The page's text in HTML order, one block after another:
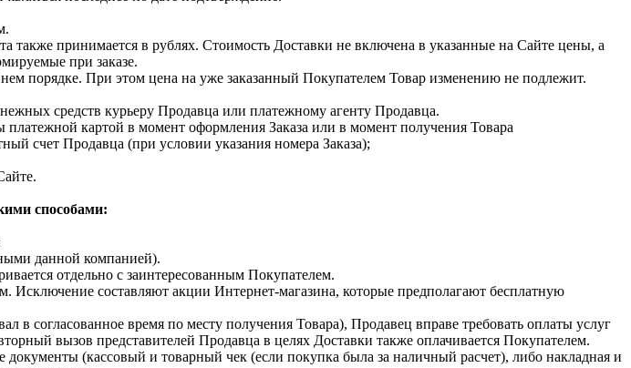
также принимается в рублях. Стоимость Доставки не включена в указанные на Сайте цены, а
при заказе.
порядке. При этом цена на уже заказанный Покупателем Товар изменению не подлежит.
средств курьеру Продавца или платежному агенту Продавца.
платежной картой в момент оформления Заказа или в момент получения Товара
счет Продавца (при условии указания номера Заказа);
способами:
данной компанией).
отдельно с заинтересованным Покупателем.
Исключение составляют акции Интернет-магазина, которые предполагают бесплатную
в согласованное время по месту получения Товара), Продавец вправе требовать оплаты услуг
вызов представителей Продавца в целях Доставки также оплачивается Покупателем.
(кассовый и товарный чек (если покупка была за наличный расчет), либо накладная и